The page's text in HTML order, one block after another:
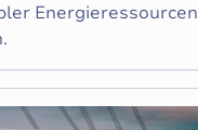
Energieressourcen